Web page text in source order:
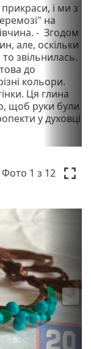
і ми з
на
- Згодом
але, оскільки
звільнилась.
до
кольори.
Ця глина
щоб руки були
у духовці
Фото 1 з 12
e
t